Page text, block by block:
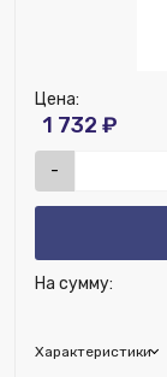
Характеристики
Цена:
1 732 ₽
-
На сумму: